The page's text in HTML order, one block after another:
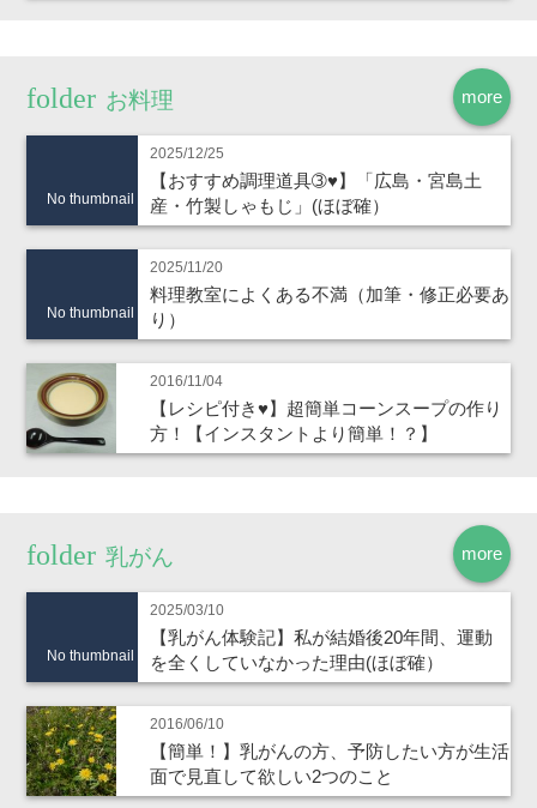
more
お料理
No thumbnail
2025/12/25
【おすすめ調理道具➂♥】「広島・宮島土
産・竹製しゃもじ」(ほぼ確）
No thumbnail
2025/11/20
料理教室によくある不満（加筆・修正必要あ
り）
2016/11/04
【レシピ付き♥】超簡単コーンスープの作り
方！【インスタントより簡単！？】
more
乳がん
No thumbnail
2025/03/10
【乳がん体験記】私が結婚後20年間、運動
を全くしていなかった理由(ほぼ確）
2016/06/10
【簡単！】乳がんの方、予防したい方が生活
面で見直して欲しい2つのこと